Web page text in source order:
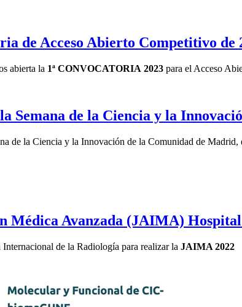
de Acceso Abierto Competitivo de
abierta la 1ª CONVOCATORIA 2023 para el Acceso
Semana de la Ciencia y la
de la Ciencia y la Innovación de la Comunidad de Madrid,
Médica Avanzada (JAIMA)
de la Radiología para realizar la JAIMA 2022